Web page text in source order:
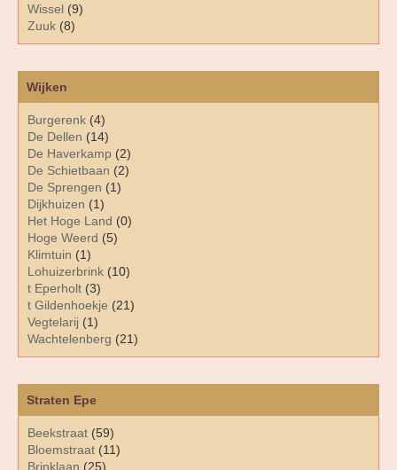
Wissel (9)
Zuuk (8)
Straten Epe
Beekstraat (59)
Bloemstraat (11)
Brinklaan (25)
Wijken
Burgerenk (4)
De Dellen (14)
De Haverkamp (2)
De Schietbaan (2)
De Sprengen (1)
Dijkhuizen (1)
Het Hoge Land (0)
Hoge Weerd (5)
Klimtuin (1)
Lohuizerbrink (10)
t Eperholt (3)
t Gildenhoekje (21)
Vegtelarij (1)
Wachtelenberg (21)